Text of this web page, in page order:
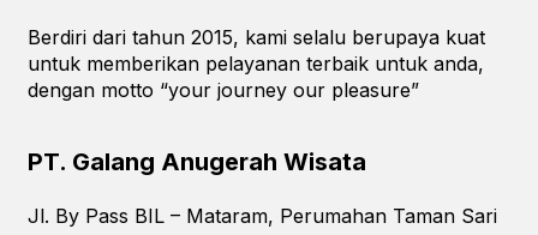
Berdiri dari tahun 2015, kami selalu berupaya kuat
untuk memberikan pelayanan terbaik untuk anda,
dengan motto “your journey our pleasure”
PT. Galang Anugerah Wisata
Jl. By Pass BIL – Mataram, Perumahan Taman Sari